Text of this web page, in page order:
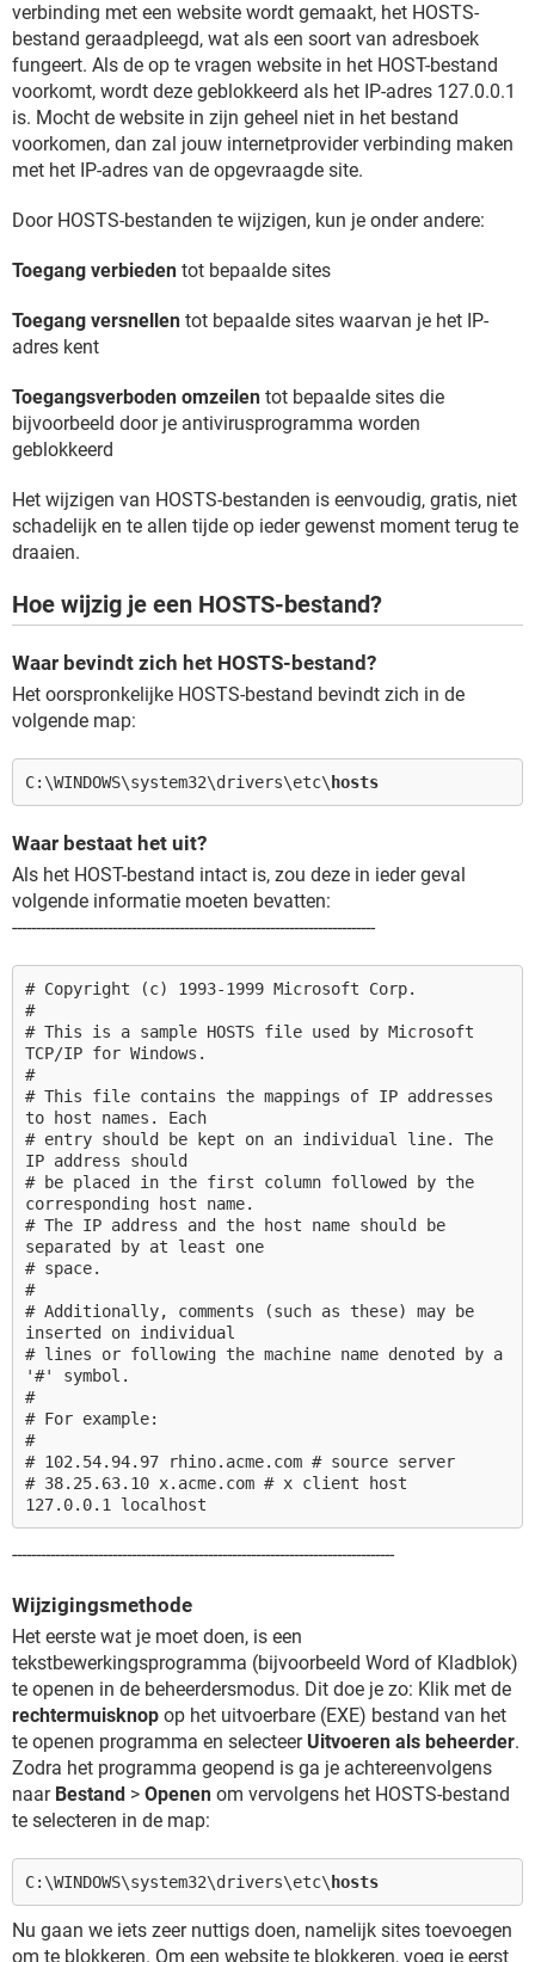
verbinding met een website wordt gemaakt, het HOSTS-
bestand geraadpleegd, wat als een soort van adresboek
fungeert. Als de op te vragen website in het HOST-bestand
voorkomt, wordt deze geblokkeerd als het IP-adres 127.0.0.1
is. Mocht de website in zijn geheel niet in het bestand
voorkomen, dan zal jouw internetprovider verbinding maken
met het IP-adres van de opgevraagde site.
Door HOSTS-bestanden te wijzigen, kun je onder andere:
Toegang verbieden tot bepaalde sites
Toegang versnellen tot bepaalde sites waarvan je het IP-
adres kent
Toegangsverboden omzeilen tot bepaalde sites die
bijvoorbeeld door je antivirusprogramma worden
geblokkeerd
Het wijzigen van HOSTS-bestanden is eenvoudig, gratis, niet
schadelijk en te allen tijde op ieder gewenst moment terug te
draaien.
Hoe wijzig je een HOSTS-bestand?
Waar bevindt zich het HOSTS-bestand?
Het oorspronkelijke HOSTS-bestand bevindt zich in de
volgende map:
C:\WINDOWS\system32\drivers\etc\ hosts
Waar bestaat het uit?
Als het HOST-bestand intact is, zou deze in ieder geval
volgende informatie moeten bevatten:
----------------------------------------------------------------------------
# Copyright (c) 1993-1999 Microsoft Corp.
#
# This is a sample HOSTS file used by Microsoft
TCP/IP for Windows.
#
# This file contains the mappings of IP addresses
to host names. Each
# entry should be kept on an individual line. The
IP address should
# be placed in the first column followed by the
corresponding host name.
# The IP address and the host name should be
separated by at least one
# space.
#
# Additionally, comments (such as these) may be
inserted on individual
# lines or following the machine name denoted by a
'#' symbol.
#
# For example:
#
# 102.54.94.97 rhino.acme.com # source server
# 38.25.63.10 x.acme.com # x client host
127.0.0.1 localhost
--------------------------------------------------------------------------------
Wijzigingsmethode
Het eerste wat je moet doen, is een
tekstbewerkingsprogramma (bijvoorbeeld Word of Kladblok)
te openen in de beheerdersmodus. Dit doe je zo: Klik met de
rechtermuisknop op het uitvoerbare (EXE) bestand van het
te openen programma en selecteer Uitvoeren als beheerder.
Zodra het programma geopend is ga je achtereenvolgens
naar Bestand > Openen om vervolgens het HOSTS-bestand
te selecteren in de map:
C:\WINDOWS\system32\drivers\etc\hosts
Nu gaan we iets zeer nuttigs doen, namelijk sites toevoegen
om te blokkeren. Om een website te blokkeren, voeg je eerst